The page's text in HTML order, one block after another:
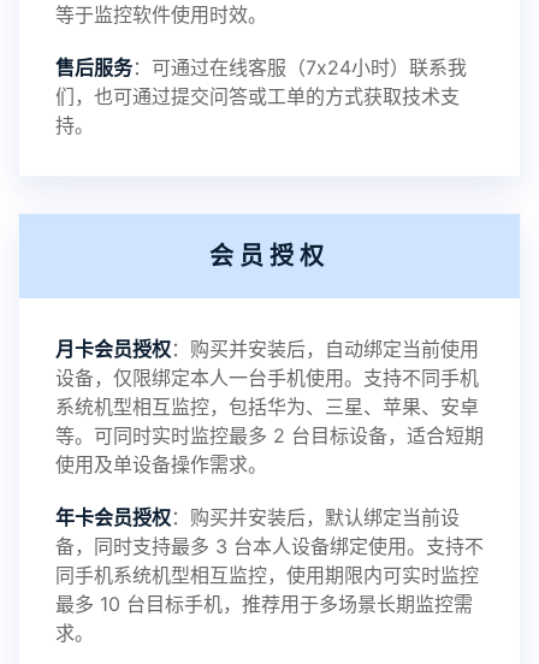
提示：
提示1：为避免异常风险情况，传输对方手机数据文
件至本地请先切换代理网络
鲸监控存在的问题与所需的更多功能，华鲸手机监
控将持续为您创造更优秀的监控APP
2025-01-13 V3.7
等于监控软件使用时效。
售后服务：可通过在线客服（7x24小时）联系我
们，也可通过提交问答或工单的方式获取技术支
持。
会员授权
月卡会员授权：购买并安装后，自动绑定当前使用
设备，仅限绑定本人一台手机使用。支持不同手机
系统机型相互监控，包括华为、三星、苹果、安卓
等。可同时实时监控最多 2 台目标设备，适合短期
使用及单设备操作需求。
年卡会员授权：购买并安装后，默认绑定当前设
备，同时支持最多 3 台本人设备绑定使用。支持不
同手机系统机型相互监控，使用期限内可实时监控
最多 10 台目标手机，推荐用于多场景长期监控需
求。